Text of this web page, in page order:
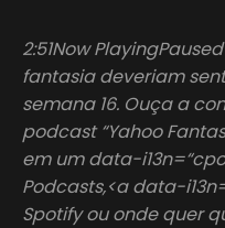
2:51Now
fantasia deveriam
semana 16. Ouça a
podcast “Yahoo
em um data-
Podcasts,<a data-
Spotify ou onde quer